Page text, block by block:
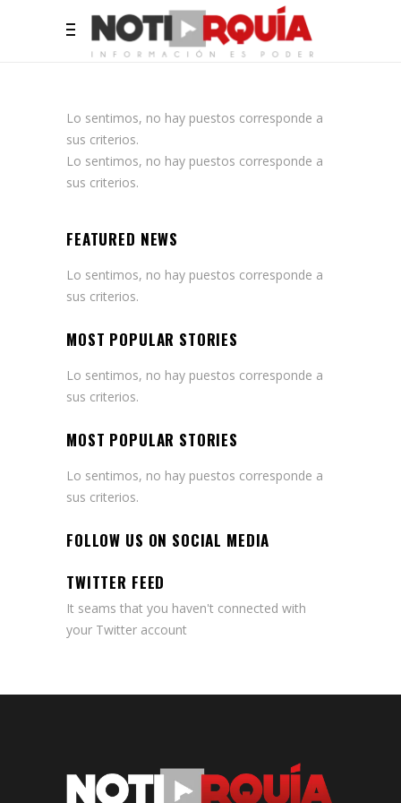
Lo sentimos, no hay puestos corresponde a
sus criterios.
Lo sentimos, no hay puestos corresponde a
sus criterios.
FEATURED NEWS
Lo sentimos, no hay puestos corresponde a
sus criterios.
MOST POPULAR STORIES
Lo sentimos, no hay puestos corresponde a
sus criterios.
MOST POPULAR STORIES
Lo sentimos, no hay puestos corresponde a
sus criterios.
FOLLOW US ON SOCIAL MEDIA
TWITTER FEED
It seams that you haven't connected with
your Twitter account